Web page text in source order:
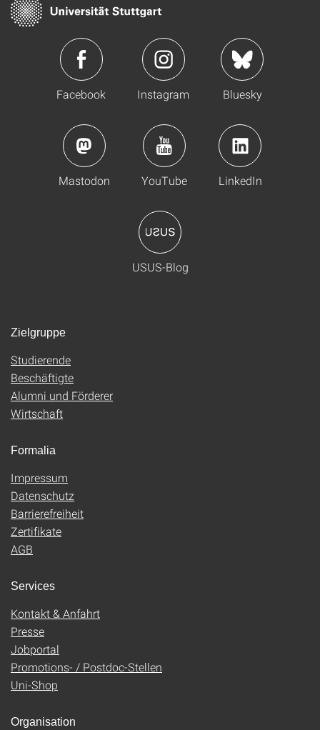
Facebook Instagram Bluesky
Mastodon YouTube LinkedIn
USUS-Blog
Zielgruppe
Studierende
Beschäftigte
Alumni und Förderer
Wirtschaft
Formalia
Impressum
Datenschutz
Barrierefreiheit
Zertifikate
AGB
Services
Kontakt & Anfahrt
Presse
Jobportal
Promotions- / Postdoc-Stellen
Uni-Shop
Organisation